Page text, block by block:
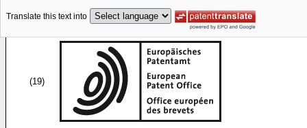
Translate this text into
(19)